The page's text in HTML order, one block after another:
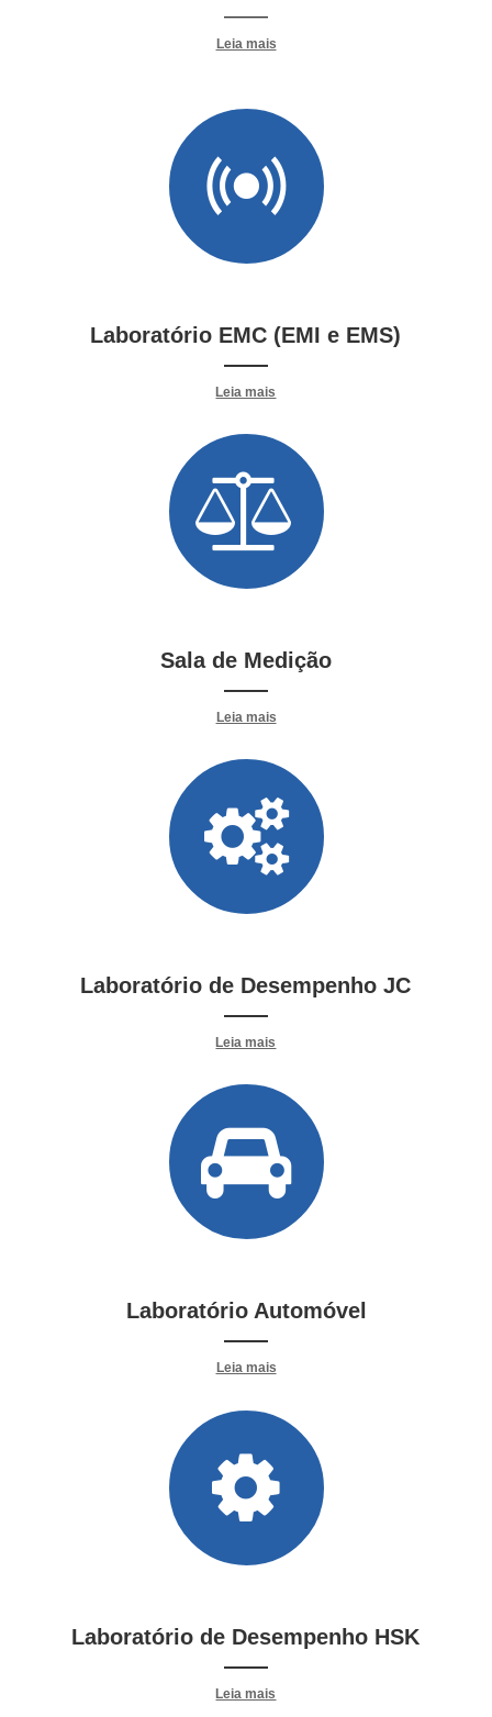
——
Leia mais
Laboratório EMC (EMI e EMS)
——
Leia mais
Sala de Medição
——​​​​​​
Leia mais
Laboratório de Desempenho JC
——
Leia mais
Laboratório Automóvel
——
Leia mais
Laboratório de Desempenho HSK
——
Leia mais